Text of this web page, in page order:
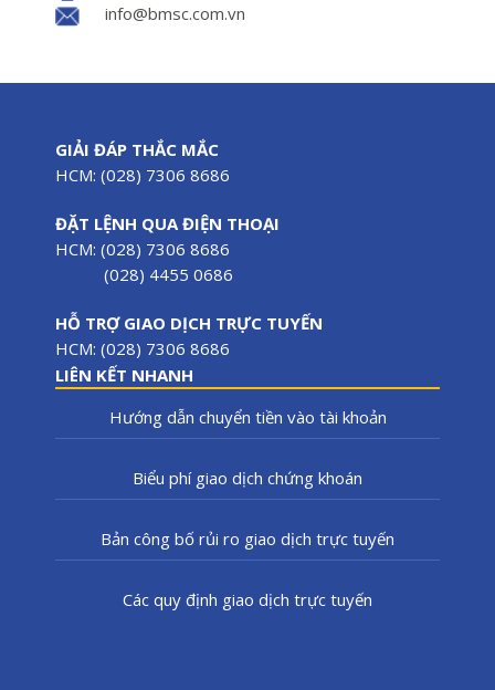
info@bmsc.com.vn
GIẢI ĐÁP THẮC MẮC
HCM: (028) 7306 8686
ĐẶT LỆNH QUA ĐIỆN THOẠI
HCM: (028) 7306 8686
(028) 4455 0686
HỖ TRỢ GIAO DỊCH TRỰC TUYẾN
HCM: (028) 7306 8686
LIÊN KẾT NHANH
Hướng dẫn chuyển tiền vào tài khoản
Biểu phí giao dịch chứng khoán
Bản công bố rủi ro giao dịch trực tuyến
Các quy định giao dịch trực tuyến